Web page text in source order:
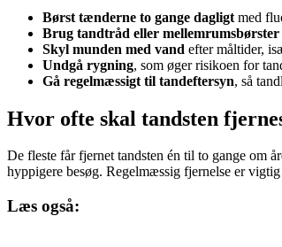
Børst tænderne to gange dagligt med
Brug tandtråd eller mellemrumsbørster
Skyl munden med vand efter måltider,
Undgå rygning, som øger risikoen for
Gå regelmæssigt til tandeftersyn, så
Hvor ofte skal tandsten
De fleste får fjernet tandsten én til to gange om
hyppigere besøg. Regelmæssig fjernelse er
Læs også: